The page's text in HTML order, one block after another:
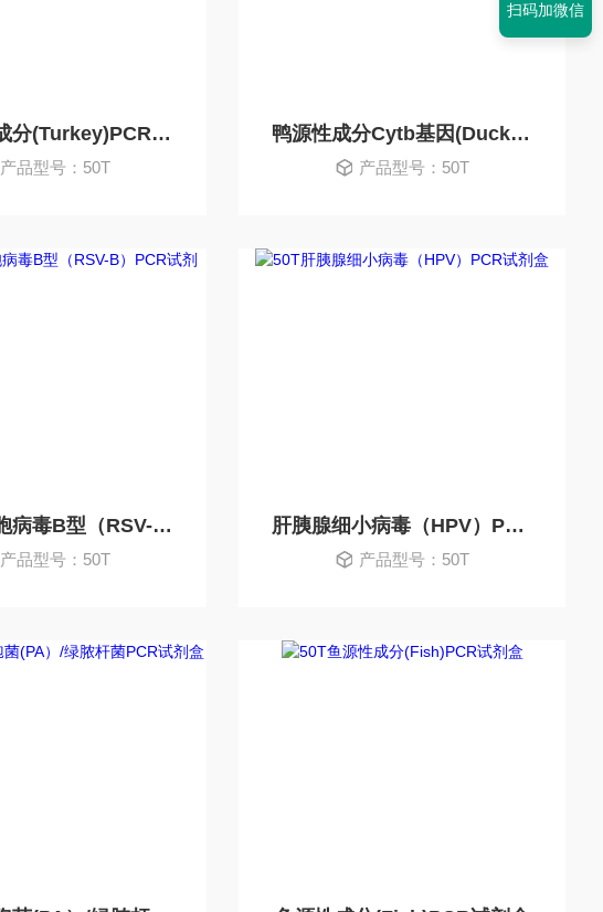
火鸡源性成分(Turkey)PCR试剂盒
产品型号：50T
鸭源性成分Cytb基因(Duck-Cytb)检测试剂盒
产品型号：50T
呼吸道合胞病毒B型（RSV-B）PCR试剂盒
产品型号：50T
肝胰腺细小病毒（HPV）PCR试剂盒
产品型号：50T
扫码加微信